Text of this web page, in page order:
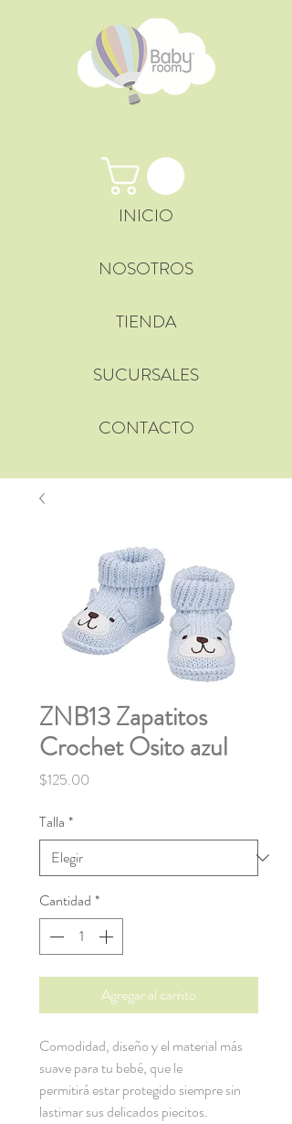
INICIO
NOSOTROS
TIENDA
SUCURSALES
CONTACTO
ZNB13 Zapatitos
Crochet Osito azul
$125.00
Talla *
Cantidad *
Agregar al carrito
Comodidad, diseño y el material más
suave para tu bebé, que le
permitirá estar protegido siempre sin
lastimar sus delicados piecitos.